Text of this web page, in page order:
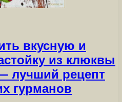
вкусную и
из клюквы
лучший рецепт
гурманов